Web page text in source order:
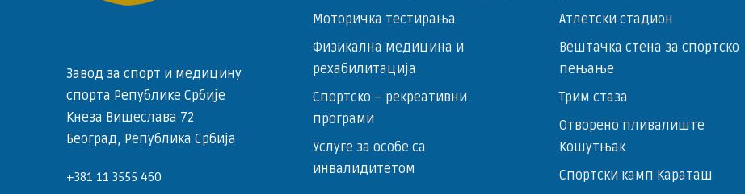
Завод за спорт и медицину
спорта Републике Србије
Кнеза Вишеслава 72
Београд, Република Србија
+381 11 3555 460
Моторичка тестирања
Физикална медицина и
рехабилитација
Спортско – ­рекреативни
програми
Услуге за особе са
инвалидитетом
Атлетски стадион
Вештачка стена за спортско
пењање
Трим стаза
Отворено пливалиште
Кошутњак
Спортски камп Караташ